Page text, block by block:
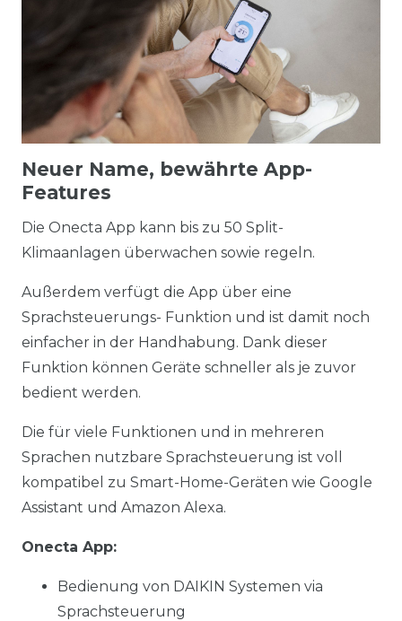
Neuer Name, bewährte App-
Features
Die Onecta App kann bis zu 50 Split-
Klimaanlagen überwachen sowie regeln.
Außerdem verfügt die App über eine
Sprachsteuerungs- Funktion und ist damit noch
einfacher in der Handhabung. Dank dieser
Funktion können Geräte schneller als je zuvor
bedient werden.
Die für viele Funktionen und in mehreren
Sprachen nutzbare Sprachsteuerung ist voll
kompatibel zu Smart-Home-Geräten wie Google
Assistant und Amazon Alexa.
Onecta App:
Bedienung von DAIKIN Systemen via
Sprachsteuerung